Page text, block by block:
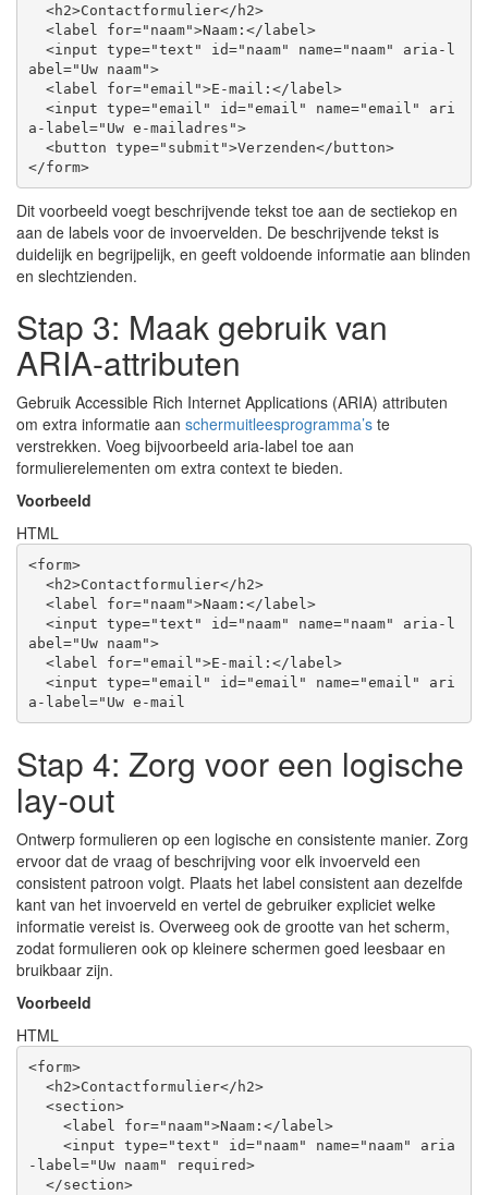
<h2>Contactformulier</ h2>
<label for="naam">Naam: </label >
<input type="text" id="naam" name="naam"
aria-l
abel ="Uw naam">
<label for="email">E-mail: </label >
<input type="email" id="email" name="email"
ari
a-label ="Uw e-mailadres">
<button type="submit">Verzenden</ button>
</form>
Dit voorbeeld voegt beschrijvende tekst toe aan de sectiekop en
aan de labels voor de invoervelden. De beschrijvende tekst is
duidelijk en begrijpelijk, en geeft voldoende informatie aan blinden
en slechtzienden.
Stap 3: Maak gebruik van
ARIA-attributen
Gebruik Accessible Rich Internet Applications (ARIA) attributen
om extra informatie aan schermuitleesprogramma’s te
verstrekken. Voeg bijvoorbeeld aria-label toe aan
formulierelementen om extra context te bieden.
Voorbeeld
HTML
<form>
<h2>Contactformulier</ h2>
<label for="naam">Naam: </label >
<input type="text" id="naam" name="naam"
aria-l
abel ="Uw naam">
<label for="email">E-mail: </label >
<input type="email" id="email" name="email"
ari
a-label ="Uw e-mail
Stap 4: Zorg voor een logische
lay-out
Ontwerp formulieren op een logische en consistente manier. Zorg
ervoor dat de vraag of beschrijving voor elk invoerveld een
consistent patroon volgt. Plaats het label consistent aan dezelfde
kant van het invoerveld en vertel de gebruiker expliciet welke
informatie vereist is. Overweeg ook de grootte van het scherm,
zodat formulieren ook op kleinere schermen goed leesbaar en
bruikbaar zijn.
Voorbeeld
HTML
<form>
<h2>Contactformulier</ h2>
<section>
<label for="naam">Naam: </label >
<input type="text" id="naam" name="naam"
aria
-label ="Uw naam" required>
</section>